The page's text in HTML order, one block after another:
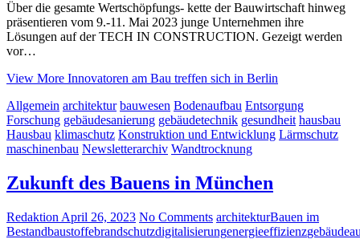
Über die gesamte Wertschöpfungs- kette der Bauwirtschaft hinweg
präsentieren vom 9.-11. Mai 2023 junge Unternehmen ihre
Lösungen auf der TECH IN CONSTRUCTION. Gezeigt werden
vor…
View More Innovatoren am Bau treffen sich in Berlin
Allgemein architektur bauwesen Bodenaufbau Entsorgung
Forschung gebäudesanierung gebäudetechnik gesundheit hausbau
Hausbau klimaschutz Konstruktion und Entwicklung Lärmschutz
maschinenbau Newsletterarchiv Wandtrocknung
Zukunft des Bauens in München
Redaktion April 26, 2023 No Comments architekturBauen im
Bestandbaustoffebrandschutzdigitalisierungenergieeffizienz